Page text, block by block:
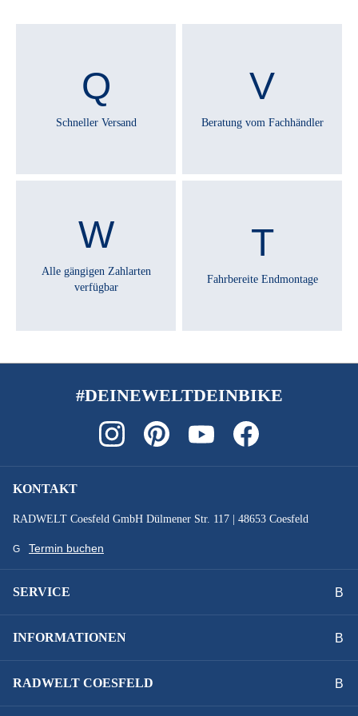
SCHALTHEBEL :
SHIMANO Alivio SL-M3100
Kettenschaltung
SCHALTWERK :
SHIMANO Acera RD-M3100 shadow
SCHEINWERFER :
SCHUTZBLECHE :
SONSTIGES :
Schneller Versand Beratung vom Fachhändler
Alle gängigen Zahlarten
verfügbar
Fahrbereite Endmontage
#DEINEWELTDEINBIKE
KONTAKT
RADWELT Coesfeld GmbH Dülmener Str. 117 | 48653 Coesfeld
Termin buchen
SERVICE
INFORMATIONEN
RADWELT COESFELD